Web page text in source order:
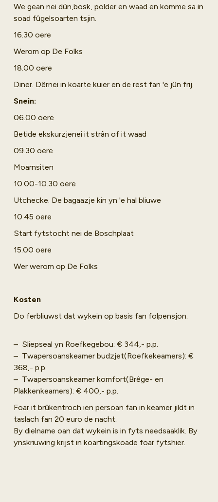
We gean nei dún,bosk, polder en waad en komme sa in
soad fûgelsoarten tsjin.
16.30 oere
Werom op De Folks
18.00 oere
Diner. Dêrnei in koarte kuier en de rest fan 'e jûn frij.
Snein:
06.00 oere
Betide ekskurzjenei it strân of it waad
09.30 oere
Moarnsiten
10.00-10.30 oere
Utchecke. De bagaazje kin yn 'e hal bliuwe
10.45 oere
Start fytstocht nei de Boschplaat
15.00 oere
Wer werom op De Folks
Kosten
Do ferbliuwst dat wykein op basis fan folpensjon.
– Sliepseal yn Roefkegebou: € 344,- p.p.
– Twapersoanskeamer budzjet(Roefkekeamers): €
368,- p.p.
– Twapersoanskeamer komfort(Brêge- en
Plakkenkeamers): € 400,- p.p.
Foar it brûkentroch ien persoan fan in keamer jildt in
taslach fan 20 euro de nacht.
By dielname oan dat wykein is in fyts needsaaklik. By
ynskriuwing krijst in koartingskoade foar fytshier.